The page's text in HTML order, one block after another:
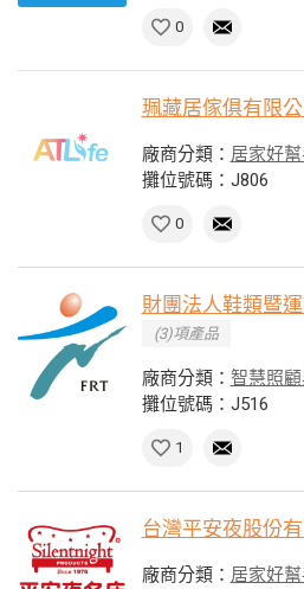
0
珮藏居傢俱有限公
廠商分類： 居家好
攤位號碼：J806
0
財團法人鞋類暨
(3)項產品
廠商分類： 智慧照
攤位號碼：J516
1
台灣平安夜股份
廠商分類： 居家好